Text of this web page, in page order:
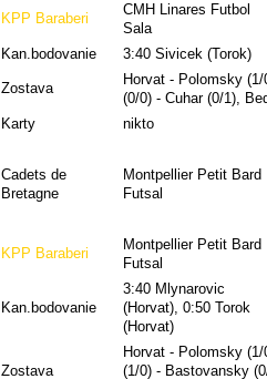
KPP Baraberi
CMH Linares Futbol
Sala
Kan.bodovanie 3:40 Sivicek (Torok)
Zostava
Horvat - Polomsky
(0/0) - Cuhar (0/1),
Karty
nikto
Cadets de
Bretagne
Montpellier Petit Bard
Futsal
KPP Baraberi
Montpellier Petit Bard
Futsal
Kan.bodovanie
3:40 Mlynarovic
(Horvat), 0:50 Torok
(Horvat)
Zostava
Horvat - Polomsky
(1/0) - Bastovansky